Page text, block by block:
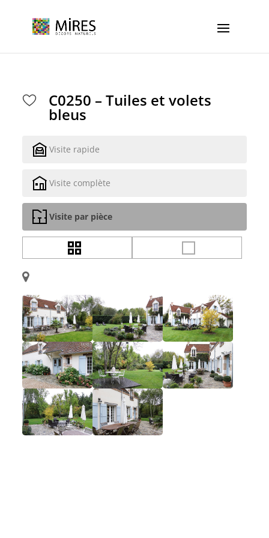
C0250 – Tuiles et volets
bleus
Visite rapide
Visite complète
Visite par pièce